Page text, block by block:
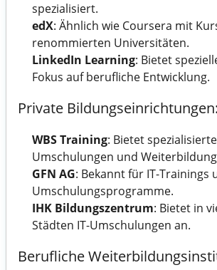
spezialisiert.
edX: Ähnlich wie Coursera mit
renommierten Universitäten.
LinkedIn Learning: Bietet
Fokus auf berufliche Entwicklung.
Private Bildungseinrichtungen:
WBS Training: Bietet
Umschulungen und
GFN AG: Bekannt für IT-Trainings
Umschulungsprogramme.
IHK Bildungszentrum: Bietet in
Städten IT-Umschulungen an.
Berufliche